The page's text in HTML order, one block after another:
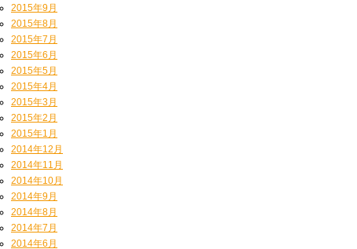
2015年9月
2015年8月
2015年7月
2015年6月
2015年5月
2015年4月
2015年3月
2015年2月
2015年1月
2014年12月
2014年11月
2014年10月
2014年9月
2014年8月
2014年7月
2014年6月